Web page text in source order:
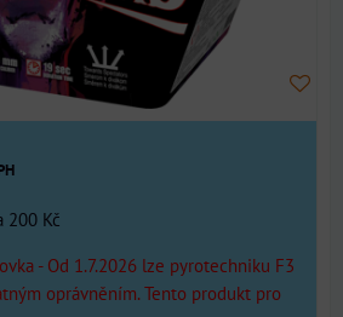
200 Kč
- Od 1.7.2026 lze pyrotechniku F3
oprávněním. Tento produkt pro